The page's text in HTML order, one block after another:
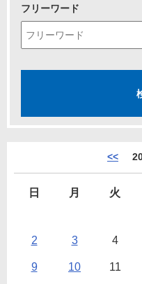
フリーワード
<<
日 月 火
2 3 4
9 10 11